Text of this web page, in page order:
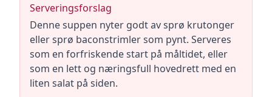
Serveringsforslag
Denne suppen nyter godt av sprø krutonger
eller sprø baconstrimler som pynt. Serveres
som en forfriskende start på måltidet, eller
som en lett og næringsfull hovedrett med en
liten salat på siden.